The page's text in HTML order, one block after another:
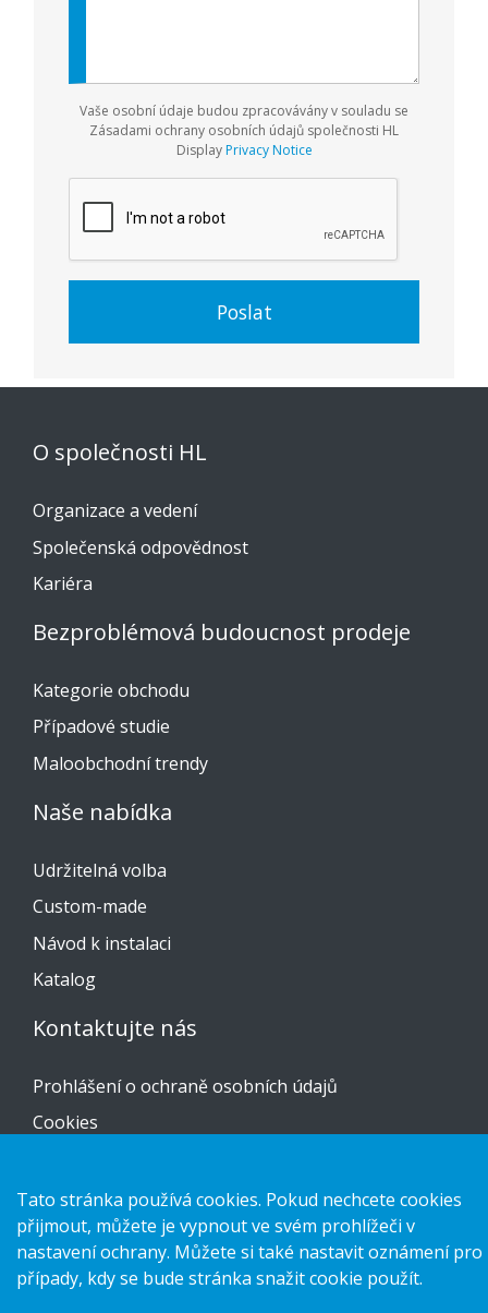
Vaše osobní údaje budou zpracovávány v souladu se
Zásadami ochrany osobních údajů společnosti HL
DisplayPrivacy Notice
Poslat
O společnosti HL
Organizace a vedení
Společenská odpovědnost
Kariéra
Bezproblémová budoucnost prodeje
Kategorie obchodu
Případové studie
Maloobchodní trendy
Naše nabídka
Udržitelná volba
Custom-made
Návod k instalaci
Katalog
Kontaktujte nás
Prohlášení o ochraně osobních údajů
Cookies
Copyright 2026 HL Display AB. All rights reserved.
Tato stránka používá cookies. Pokud nechcete cookies
přijmout, můžete je vypnout ve svém prohlížeči v
nastavení ochrany. Můžete si také nastavit oznámení pro
případy, kdy se bude stránka snažit cookie použít.